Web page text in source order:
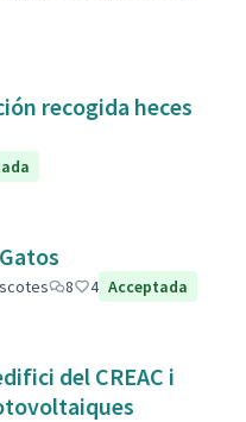
recogida heces
8 4 Acceptada
del CREAC i